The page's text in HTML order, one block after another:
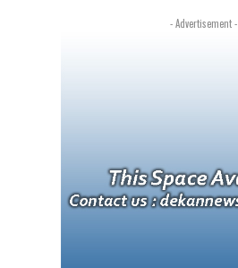
- Advertisement -